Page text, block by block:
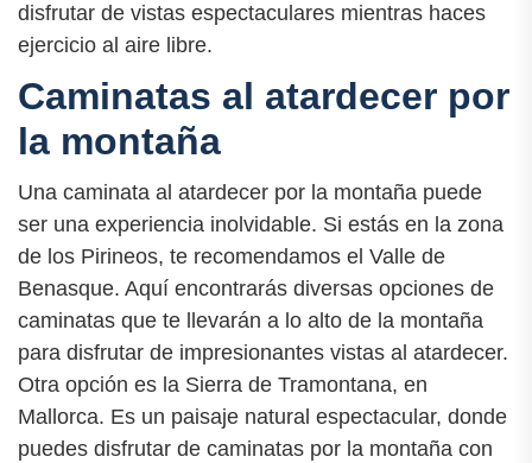
disfrutar de vistas espectaculares mientras haces
ejercicio al aire libre.
Caminatas al atardecer por
la montaña
Una caminata al atardecer por la montaña puede
ser una experiencia inolvidable. Si estás en la zona
de los Pirineos, te recomendamos el Valle de
Benasque. Aquí encontrarás diversas opciones de
caminatas que te llevarán a lo alto de la montaña
para disfrutar de impresionantes vistas al atardecer.
Otra opción es la Sierra de Tramontana, en
Mallorca. Es un paisaje natural espectacular, donde
puedes disfrutar de caminatas por la montaña con